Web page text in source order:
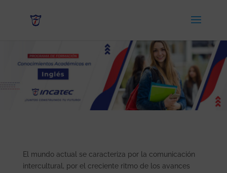
El mundo actual se caracteriza por la comunicación
intercultural, por el creciente ritmo de los avances